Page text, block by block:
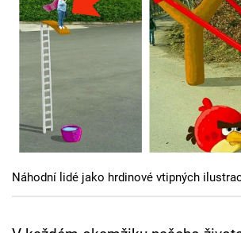
Seriály
Hry
Cool Esport
Pořady
Náhodní lidé jako hrdinové vtipných